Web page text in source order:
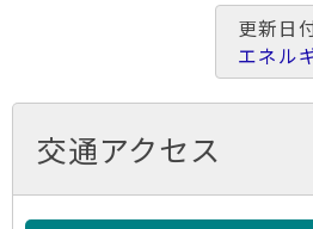
更新日
エネル
交通アクセス